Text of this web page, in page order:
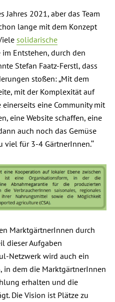
Jahres 2021, aber das Team
lange mit dem Konzept
solidarische
im Entstehen, durch den
Stefan Faatz-Ferstl, dass
stoßen: „Mit dem
mit der Komplexität auf
eine Community mit
eine Website schaffen, eine
auch noch das Gemüse
für 3-4 GärtnerInnen.‘‘
MarktgärtnerInnen durch
dieser Aufgaben
Netzwerk wird auch ein
in dem die MarktgärtnerInnen
erhalten und die
Die Vision ist Plätze zu